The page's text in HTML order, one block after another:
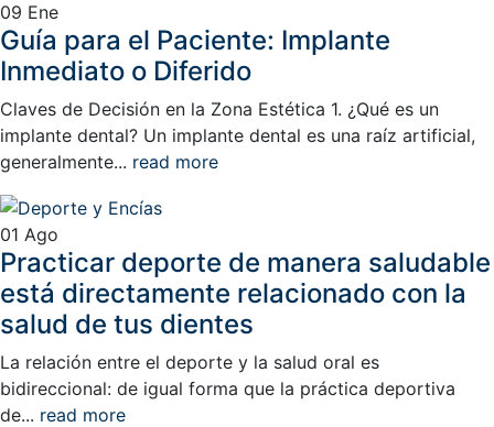
09 Ene
Guía para el Paciente: Implante
Inmediato o Diferido
Claves de Decisión en la Zona Estética 1. ¿Qué es un
implante dental? Un implante dental es una raíz artificial,
generalmente... read more
01 Ago
Practicar deporte de manera saludable
está directamente relacionado con la
salud de tus dientes
La relación entre el deporte y la salud oral es
bidireccional: de igual forma que la práctica deportiva
de... read more